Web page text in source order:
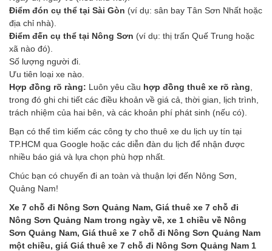
Điểm đón cụ thể tại Sài Gòn (ví dụ: sân bay Tân Sơn Nhất hoặc
địa chỉ nhà).
Điểm đến cụ thể tại Nông Sơn (ví dụ: thị trấn Quế Trung hoặc
xã nào đó).
Số lượng người đi.
Ưu tiên loại xe nào.
Hợp đồng rõ ràng: Luôn yêu cầu hợp đồng thuê xe rõ ràng
trong đó ghi chi tiết các điều khoản về giá cả, thời gian, lịch trình,
trách nhiệm của hai bên, và các khoản phí phát sinh (nếu có).
Bạn có thể tìm kiếm các công ty cho thuê xe du lịch uy tín tại
TP.HCM qua Google hoặc các diễn đàn du lịch để nhận được
nhiều báo giá và lựa chọn phù hợp nhất.
Chúc bạn có chuyến đi an toàn và thuận lợi đến Nông Sơn,
Quảng Nam!
Xe 7 chỗ đi Nông Sơn Quảng Nam, Giá thuê xe 7 chỗ đi
Nông Sơn Quảng Nam trong ngày về, xe 1 chiều về Nông
Sơn Quảng Nam, Giá thuê xe 7 chỗ đi Nông Sơn Quảng Nam
một chiều, giá Giá thuê xe 7 chỗ đi Nông Sơn Quảng Nam 1